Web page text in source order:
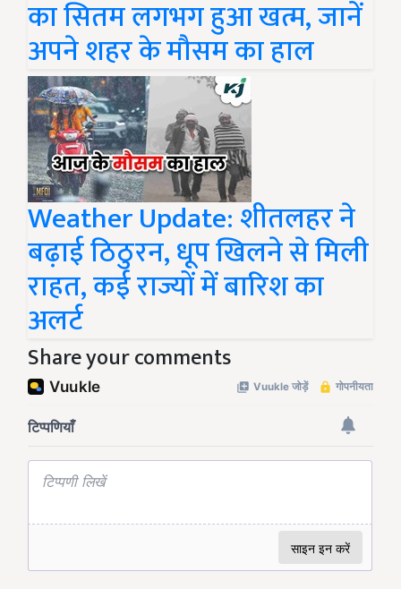
का सितम लगभग हुआ खत्म, जानें
अपने शहर के मौसम का हाल
Weather Update: शीतलहर ने
बढ़ाई ठिठुरन, धूप खिलने से मिली
राहत, कई राज्यों में बारिश का
अलर्ट
Share your comments